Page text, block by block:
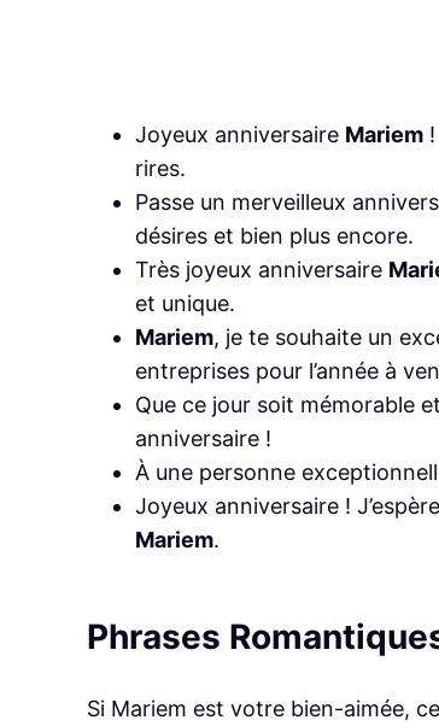
Joyeux anniversaire Mariem
rires.
Passe un merveilleux
désires et bien plus encore.
Très joyeux anniversaire
et unique.
Mariem, je te souhaite un
entreprises pour l’année à
Que ce jour soit mémorable
anniversaire !
À une personne
Joyeux anniversaire !
Mariem.
Phrases
Si Mariem est votre bien-aimée,